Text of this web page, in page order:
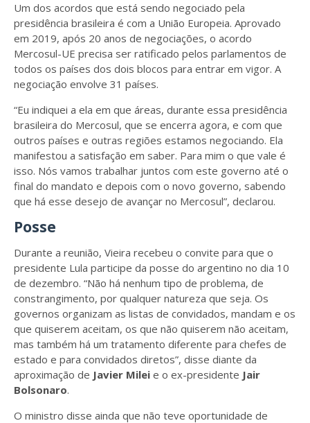
Um dos acordos que está sendo negociado pela
presidência brasileira é com a União Europeia. Aprovado
em 2019, após 20 anos de negociações, o acordo
Mercosul-UE precisa ser ratificado pelos parlamentos de
todos os países dos dois blocos para entrar em vigor. A
negociação envolve 31 países.
“Eu indiquei a ela em que áreas, durante essa presidência
brasileira do Mercosul, que se encerra agora, e com que
outros países e outras regiões estamos negociando. Ela
manifestou a satisfação em saber. Para mim o que vale é
isso. Nós vamos trabalhar juntos com este governo até o
final do mandato e depois com o novo governo, sabendo
que há esse desejo de avançar no Mercosul”, declarou.
Posse
Durante a reunião, Vieira recebeu o convite para que o
presidente Lula participe da posse do argentino no dia 10
de dezembro. “Não há nenhum tipo de problema, de
constrangimento, por qualquer natureza que seja. Os
governos organizam as listas de convidados, mandam e os
que quiserem aceitam, os que não quiserem não aceitam,
mas também há um tratamento diferente para chefes de
estado e para convidados diretos”, disse diante da
aproximação de Javier Milei e o ex-presidente Jair
Bolsonaro.
O ministro disse ainda que não teve oportunidade de